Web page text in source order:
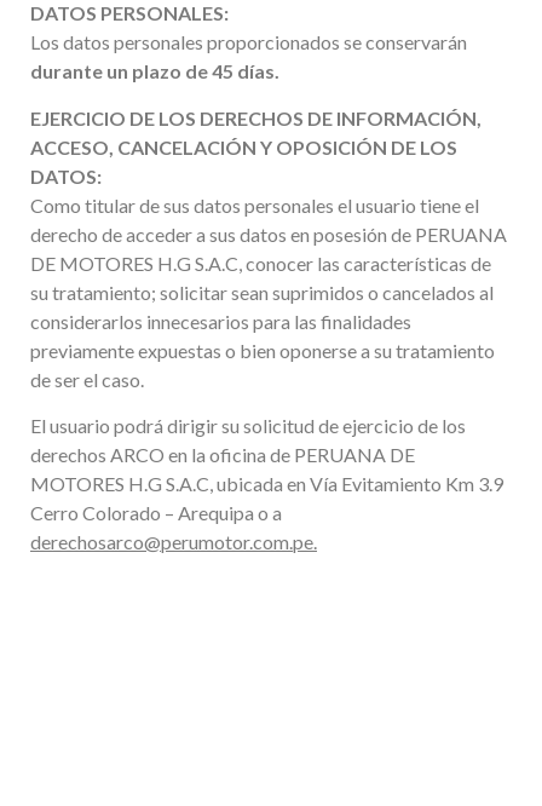
DATOS PERSONALES:
Los datos personales proporcionados se conservarán
durante un plazo de 45 días.
EJERCICIO DE LOS DERECHOS DE INFORMACIÓN,
ACCESO, CANCELACIÓN Y OPOSICIÓN DE LOS
DATOS:
Como titular de sus datos personales el usuario tiene el
derecho de acceder a sus datos en posesión de PERUANA
DE MOTORES H.G S.A.C, conocer las características de
su tratamiento; solicitar sean suprimidos o cancelados al
considerarlos innecesarios para las finalidades
previamente expuestas o bien oponerse a su tratamiento
de ser el caso.
El usuario podrá dirigir su solicitud de ejercicio de los
derechos ARCO en la oficina de PERUANA DE
MOTORES H.G S.A.C, ubicada en Vía Evitamiento Km 3.9
Cerro Colorado – Arequipa o a
derechosarco@perumotor.com.pe.